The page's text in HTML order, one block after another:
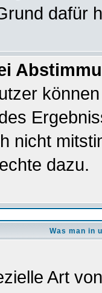
dafür
nicht
dazu.
Was man in
Art